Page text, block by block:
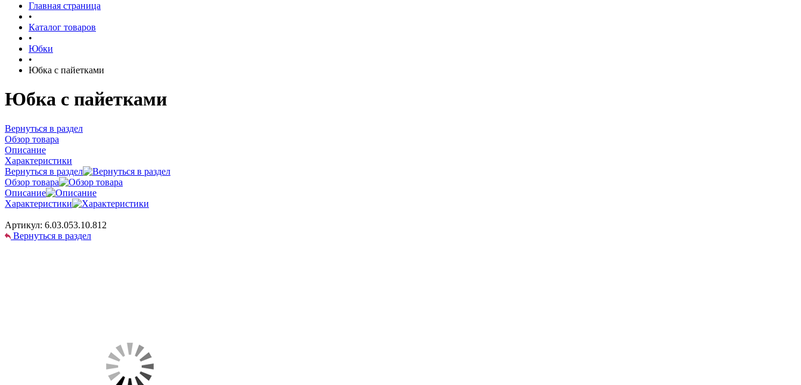
Главная страница
•
Каталог товаров
•
Юбки
•
Юбка с пайетками
Юбка с пайетками
Вернуться в раздел
Обзор товара
Описание
Характеристики
Вернуться в раздел
Обзор товара
Описание
Характеристики
Артикул: 6.03.053.10.812
Вернуться в раздел